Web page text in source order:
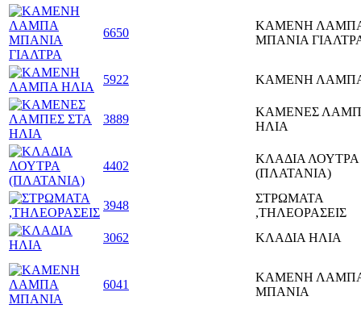
6650
ΚΑΜΕΝΗ
ΜΠΑΝΙΑ
5922 ΚΑΜΕΝΗ
3889
ΚΑΜΕΝΕΣ
ΗΛΙΑ
4402
ΚΛΑΔΙΑ ΛΟΥΤΡΑ
(ΠΛΑΤΑΝΙΑ)
3948
ΣΤΡΩΜΑΤΑ
,ΤΗΛΕΟΡΑΣΕΙΣ
3062
ΚΛΑΔΙΑ ΗΛΙΑ
6041
ΚΑΜΕΝΗ
ΜΠΑΝΙΑ